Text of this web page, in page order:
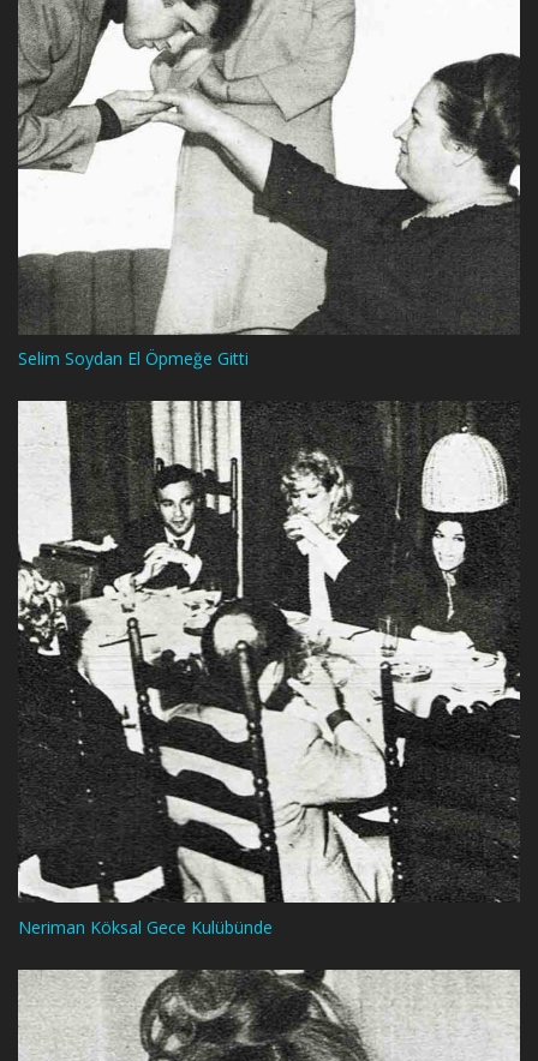
Selim Soydan El Öpmeğe Gitti
Neriman Köksal Gece Kulübünde